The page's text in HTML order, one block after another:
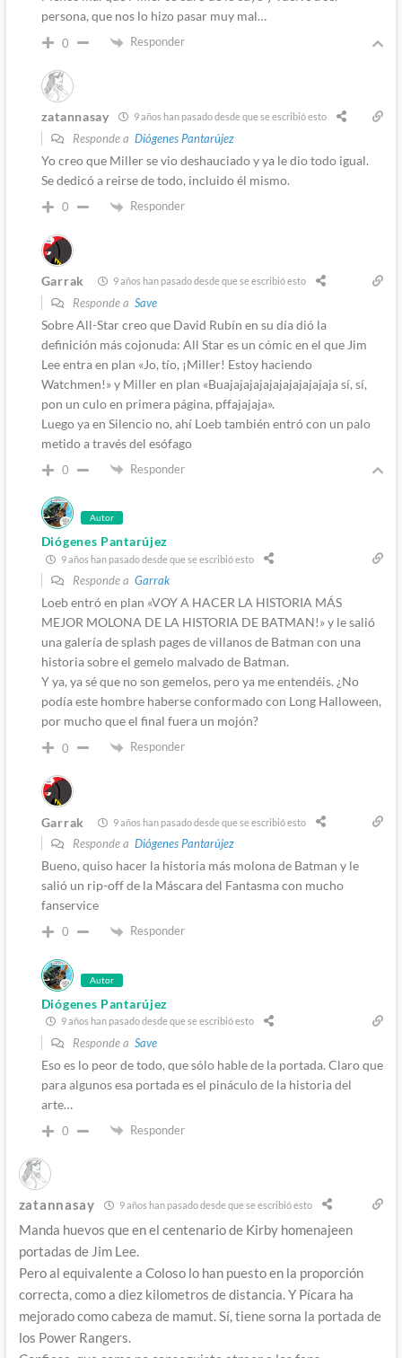
persona, que nos lo hizo pasar muy mal…
0 Responder
zatannasay 9 años han pasado desde que se escribió esto
Responde a Diógenes Pantarújez
Yo creo que Miller se vio deshauciado y ya le dio todo igual.
Se dedicó a reirse de todo, incluido él mismo.
0 Responder
Garrak 9 años han pasado desde que se escribió esto
Responde a Save
Sobre All-Star creo que David Rubín en su día dió la
definición más cojonuda: All Star es un cómic en el que Jim
Lee entra en plan «Jo, tío, ¡Miller! Estoy haciendo
Watchmen!» y Miller en plan «Buajajajajajajajajajajaja sí, sí,
pon un culo en primera página, pffajajaja».
Luego ya en Silencio no, ahí Loeb también entró con un palo
metido a través del esófago
0 Responder
Autor
Diógenes Pantarújez
9 años han pasado desde que se escribió esto
Responde a Garrak
Loeb entró en plan «VOY A HACER LA HISTORIA MÁS
MEJOR MOLONA DE LA HISTORIA DE BATMAN!» y le salió
una galería de splash pages de villanos de Batman con una
historia sobre el gemelo malvado de Batman.
Y ya, ya sé que no son gemelos, pero ya me entendéis. ¿No
podía este hombre haberse conformado con Long Halloween,
por mucho que el final fuera un mojón?
0 Responder
Garrak 9 años han pasado desde que se escribió esto
Responde a Diógenes Pantarújez
Bueno, quiso hacer la historia más molona de Batman y le
salió un rip-off de la Máscara del Fantasma con mucho
fanservice
0 Responder
Autor
Diógenes Pantarújez
9 años han pasado desde que se escribió esto
Responde a Save
Eso es lo peor de todo, que sólo hable de la portada. Claro que
para algunos esa portada es el pináculo de la historia del
arte…
0 Responder
zatannasay 9 años han pasado desde que se escribió esto
Manda huevos que en el centenario de Kirby homenajeen
portadas de Jim Lee.
Pero al equivalente a Coloso lo han puesto en la proporción
correcta, como a diez kilometros de distancia. Y Pícara ha
mejorado como cabeza de mamut. Sí, tiene sorna la portada de
los Power Rangers.